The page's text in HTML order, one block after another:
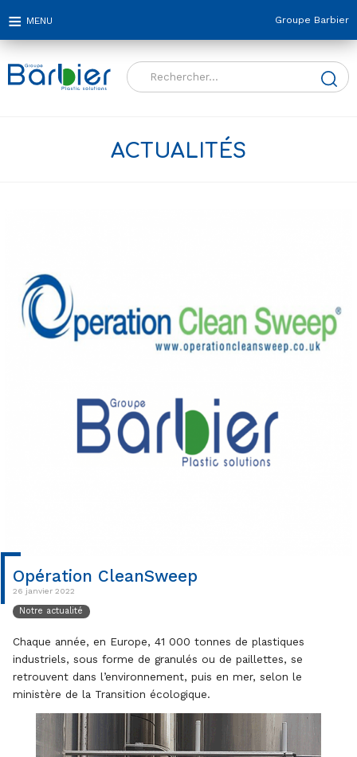
Groupe Barbier
Rechercher :
ACTUALITÉS
Opération CleanSweep
26 janvier 2022
Notre actualité
Chaque année, en Europe, 41 000 tonnes de plastiques
industriels, sous forme de granulés ou de paillettes, se
retrouvent dans l’environnement, puis en mer, selon le
ministère de la Transition écologique.